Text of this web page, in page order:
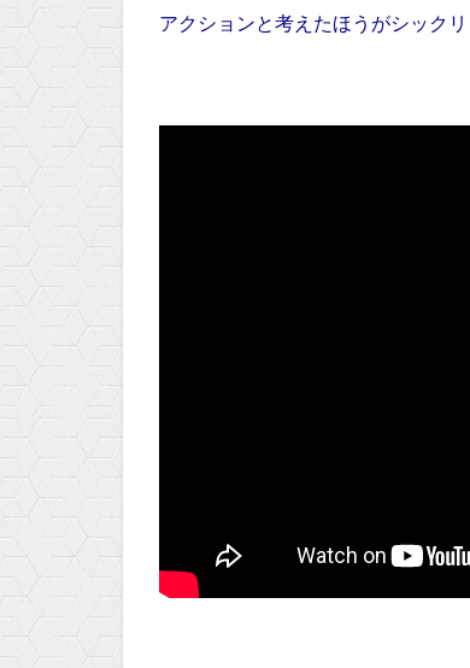
アクションと考えたほうがシック